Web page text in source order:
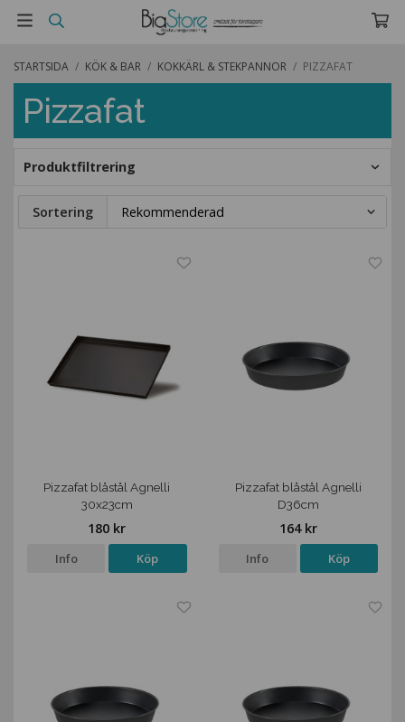
STARTSIDA / KÖK & BAR / KOKKÄRL & STEKPANNOR / PIZZAFAT
Pizzafat
Produktfiltrering
Sortering
Pizzafat blåstål Agnelli
30x23cm
180 kr
Info Köp
Pizzafat blåstål Agnelli
D36cm
164 kr
Info Köp